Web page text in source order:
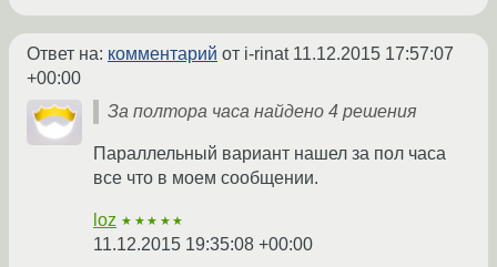
Ответ на: комментарий от i-rinat 11.12.2015 17:57:07
+00:00
За полтора часа найдено 4 решения
Параллельный вариант нашел за пол часа
все что в моем сообщении.
loz ★★★★★
11.12.2015 19:35:08 +00:00